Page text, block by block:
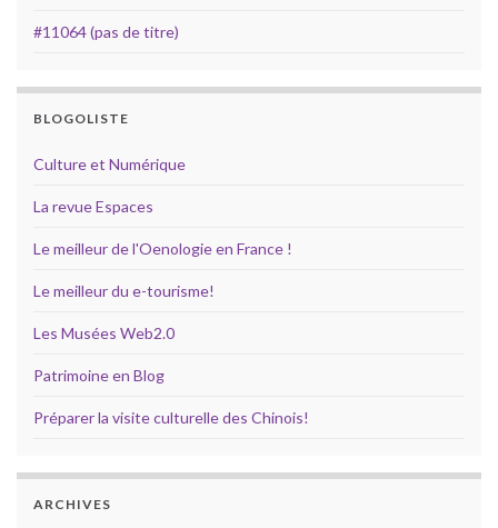
#11064 (pas de titre)
BLOGOLISTE
Culture et Numérique
La revue Espaces
Le meilleur de l'Oenologie en France !
Le meilleur du e-tourisme!
Les Musées Web2.0
Patrimoine en Blog
Préparer la visite culturelle des Chinois!
ARCHIVES